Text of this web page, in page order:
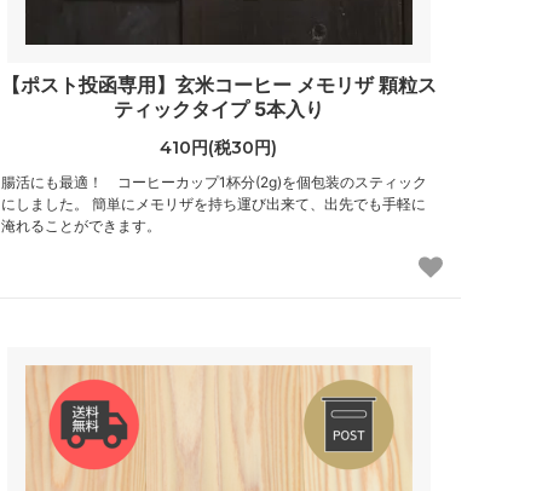
【ポスト投函専用】玄米コーヒー メモリザ 顆粒ス
ティックタイプ 5本入り
410円(税30円)
腸活にも最適！ コーヒーカップ1杯分(2g)を個包装のスティック
にしました。 簡単にメモリザを持ち運び出来て、出先でも手軽に
淹れることができます。